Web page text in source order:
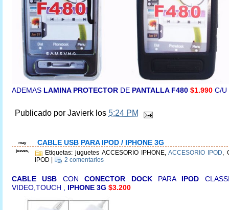
ADEMAS LAMINA PROTECTOR DE PANTALLA F480 $1.990 C/U
Publicado por Javierk los 5:24 PM
may
jueves,
CABLE USB PARA IPOD / IPHONE 3G
Etiquetas: juguetes ACCESORIO IPHONE, ACCESORIO IPOD,
IPOD
2 comentarios
CABLE USB CONCONECTOR DOCKPARA IPOD
VIDEO,TOUCH ,
IPHONE 3G $3.200